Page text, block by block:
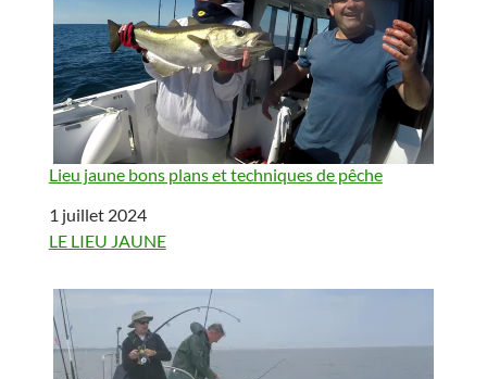
Lieu jaune bons plans et techniques de pêche
Date
1 juillet 2024
Par rapport à
LE LIEU JAUNE